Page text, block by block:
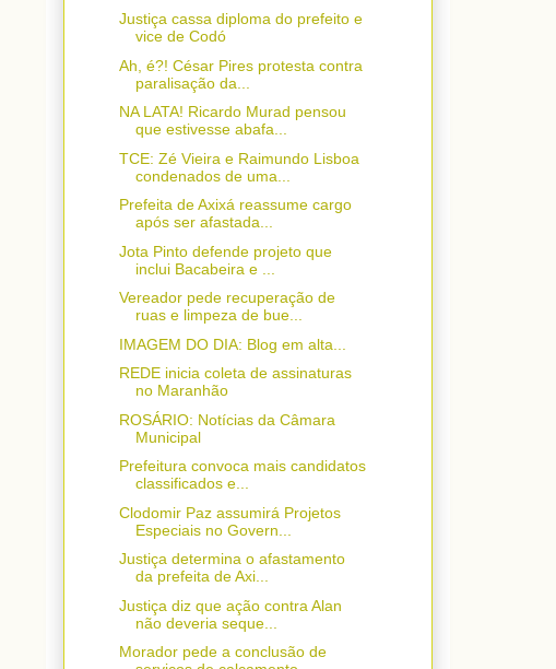
Justiça cassa diploma do prefeito e
vice de Codó
Ah, é?! César Pires protesta contra
paralisação da...
NA LATA! Ricardo Murad pensou
que estivesse abafa...
TCE: Zé Vieira e Raimundo Lisboa
condenados de uma...
Prefeita de Axixá reassume cargo
após ser afastada...
Jota Pinto defende projeto que
inclui Bacabeira e ...
Vereador pede recuperação de
ruas e limpeza de bue...
IMAGEM DO DIA: Blog em alta...
REDE inicia coleta de assinaturas
no Maranhão
ROSÁRIO: Notícias da Câmara
Municipal
Prefeitura convoca mais candidatos
classificados e...
Clodomir Paz assumirá Projetos
Especiais no Govern...
Justiça determina o afastamento
da prefeita de Axi...
Justiça diz que ação contra Alan
não deveria seque...
Morador pede a conclusão de